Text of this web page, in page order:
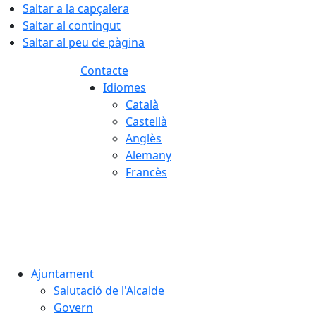
Saltar a la capçalera
Saltar al contingut
Saltar al peu de pàgina
Contacte
Idiomes
Català
Castellà
Anglès
Alemany
Francès
Ajuntament
Salutació de l'Alcalde
Govern